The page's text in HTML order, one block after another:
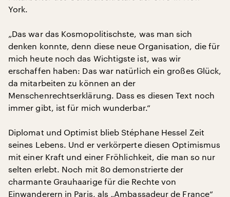
York.
„Das war das Kosmopolitischste, was man sich
denken konnte, denn diese neue Organisation, die für
mich heute noch das Wichtigste ist, was wir
erschaffen haben: Das war natürlich ein großes Glück,
da mitarbeiten zu können an der
Menschenrechtserklärung. Dass es diesen Text noch
immer gibt, ist für mich wunderbar.“
Diplomat und Optimist blieb Stéphane Hessel Zeit
seines Lebens. Und er verkörperte diesen Optimismus
mit einer Kraft und einer Fröhlichkeit, die man so nur
selten erlebt. Noch mit 80 demonstrierte der
charmante Grauhaarige für die Rechte von
Einwanderern in Paris, als „Ambassadeur de France“